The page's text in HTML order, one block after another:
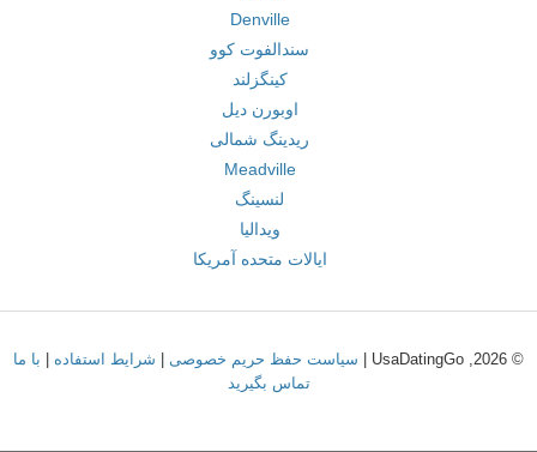
Denville
سندالفوت کوو
کینگزلند
اوبورن دیل
ریدینگ شمالی
Meadville
لنسینگ
ویدالیا
ایالات متحده آمریکا
© 2026, UsaDatingGo | سیاست حفظ حریم خصوصی شرایط استفاده
با ما
تماس بگیرید